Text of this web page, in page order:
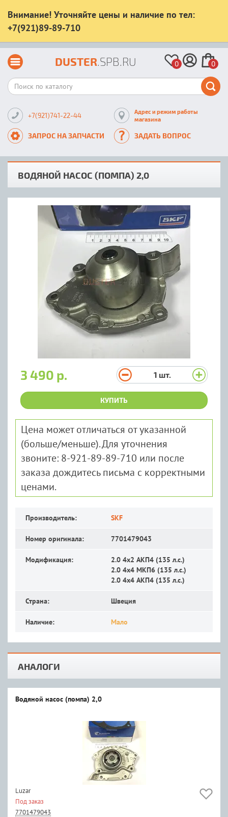
Внимание! Уточняйте цены и наличие по тел:
+7(921)89-89-710
DUSTER.SPB.RU 0 0
+7(921)741-22-44
Адрес и режим работы
магазина
ЗАПРОС НА ЗАПЧАСТИ ЗАДАТЬ ВОПРОС
ВОДЯНОЙ НАСОС (ПОМПА) 2,0
3 490 р. 1 шт.
КУПИТЬ
Цена может отличаться от указанной
(больше/меньше). Для уточнения
звоните: 8-921-89-89-710 или после
заказа дождитесь письма с корректными
ценами.
Производитель: SKF
Номер оригинала: 7701479043
Модификация:
2.0 4x2 АКП4 (135 л.с.)
2.0 4x4 MКП6 (135 л.с.)
2.0 4x4 АКП4 (135 л.с.)
Страна: Швеция
Наличие: Мало
АНАЛОГИ
Водяной насос (помпа) 2,0
Luzar
Под заказ
7701479043